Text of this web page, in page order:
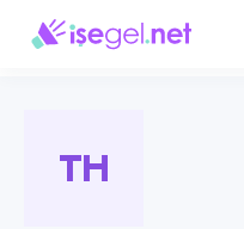
Pozisyon
Şoför
KategoriTH